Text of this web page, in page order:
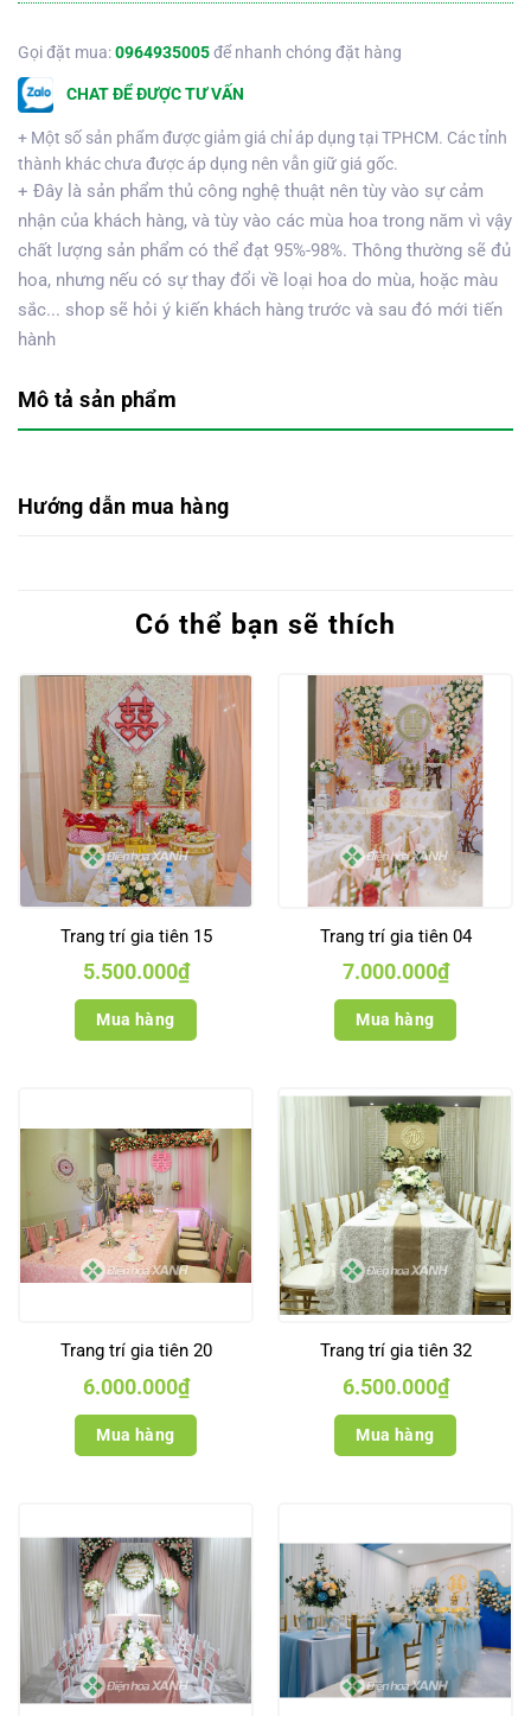
Gọi đặt mua:0964935005để nhanh chóng đặt hàng
CHAT ĐỂ ĐƯỢC TƯ VẤN
+ Một số sản phẩm được giảm giá chỉ áp dụng tại TPHCM. Các tỉnh
thành khác chưa được áp dụng nên vẫn giữ giá gốc.
+ Đây là sản phẩm thủ công nghệ thuật nên tùy vào sự cảm
nhận của khách hàng, và tùy vào các mùa hoa trong năm vì vậy
chất lượng sản phẩm có thể đạt 95%-98%. Thông thường sẽ đủ
hoa, nhưng nếu có sự thay đổi về loại hoa do mùa, hoặc màu
sắc... shop sẽ hỏi ý kiến khách hàng trước và sau đó mới tiến
hành
Mô tả sản phẩm
Hướng dẫn mua hàng
Có thể bạn sẽ thích
Trang trí gia tiên 15
5.500.000₫
Mua hàng
Trang trí gia tiên 04
7.000.000₫
Mua hàng
Trang trí gia tiên 20
6.000.000₫
Mua hàng
Trang trí gia tiên 32
6.500.000₫
Mua hàng